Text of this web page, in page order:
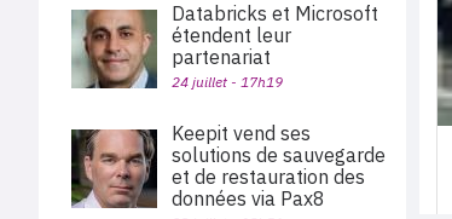
Databricks et Microsoft
étendent leur
partenariat
24 juillet - 17h19
Keepit vend ses
solutions de sauvegarde
et de restauration des
données via Pax8